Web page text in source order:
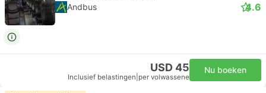
Andbus 4.6
USD 45
Inclusief belastingen per volwassene
Nu boeken